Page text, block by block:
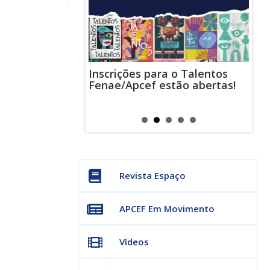
Inscrições para o Talentos
Fenae/Apcef estão abertas!
Revista Espaço
APCEF Em Movimento
Vídeos